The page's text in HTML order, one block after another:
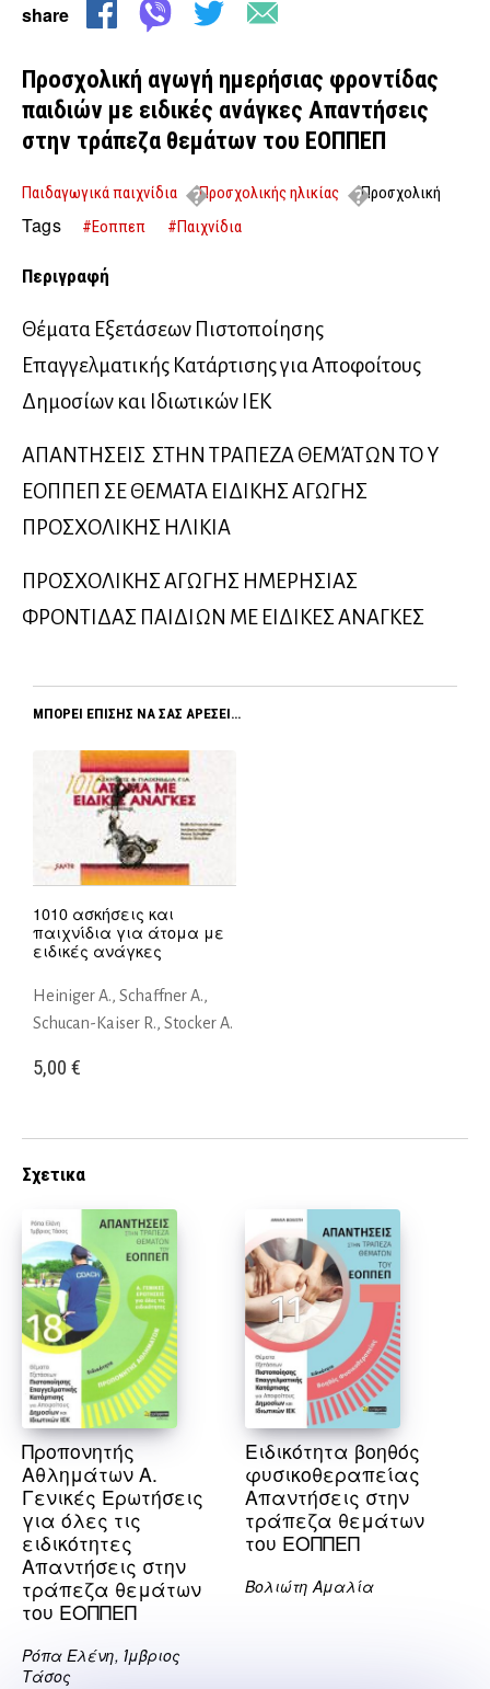
share
Προσχολική αγωγή ημερήσιας φροντίδας
παιδιών με ειδικές ανάγκες Απαντήσεις
στην τράπεζα θεμάτων του ΕΟΠΠΕΠ
Παιδαγωγικά παιχνίδια Προσχολικής ηλικίας
Προσχολική
αγωγή ημερήσιας φροντίδας παιδιών με ειδικές ανάγκες
Tags #Eοππεπ #Παιχνίδια
Περιγραφή
Θέματα Εξετάσεων Πιστοποίησης
Επαγγελματικής Κατάρτισης για Αποφοίτους
Δημοσίων και Ιδιωτικών ΙΕΚ
ΑΠΑΝΤΗΣΕΙΣ ΣΤΗΝ ΤΡΑΠΕΖΑ ΘΕΜΆΤΩΝ ΤΟ Υ
ΕΟΠΠΕΠ ΣΕ ΘΕΜΑΤΑ ΕΙΔΙΚΗΣ ΑΓΩΓΗΣ
ΠΡΟΣΧΟΛΙΚΗΣ ΗΛΙΚΙΑ
ΠΡΟΣΧΟΛΙΚΗΣ ΑΓΩΓΗΣ ΗΜΕΡΗΣΙΑΣ
ΦΡΟΝΤΙΔΑΣ ΠΑΙΔΙΩΝ ΜΕ ΕΙΔΙΚΕΣ ΑΝΑΓΚΕΣ
ΜΠΟΡΕΊ ΕΠΊΣΗΣ ΝΑ ΣΑΣ ΑΡΈΣΕΙ…
1010 ασκήσεις και
παιχνίδια για άτομα με
ειδικές ανάγκες
Heiniger A., Schaffner A.,
Schucan-Kaiser R., Stocker A.
5,00 €
Σχετικα
Προπονητής
Αθλημάτων Α.
Γενικές Ερωτήσεις
για όλες τις
ειδικότητες
Απαντήσεις στην
τράπεζα θεμάτων
του ΕΟΠΠΕΠ
Ρόπα Ελένη, Ίμβριος
Τάσος
Ειδικότητα βοηθός
φυσικοθεραπείας
Απαντήσεις στην
τράπεζα θεμάτων
του ΕΟΠΠΕΠ
Βολιώτη Αμαλία